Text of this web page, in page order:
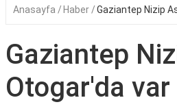
Anasayfa Haber Gaziantep Nizip
Gaziantep
Otogar'da var